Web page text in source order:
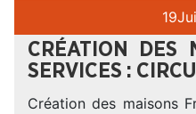
19
CRÉATION DES
SERVICES :
Création des maisons